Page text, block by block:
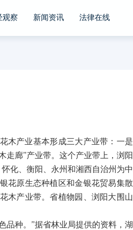
观察 新闻资讯 法律在线
木产业基本形成三大产业带：一是
走廊”产业带。这个产业带上，浏阳
化、衡阳、永州和湘西自治州为中
花原生态种植区和金银花贸易集散
木产业带。省植物园、浏阳大围山
品种。”据省林业局提供的资料，湖